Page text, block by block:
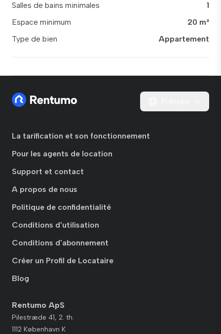
Salles de bains minimales
1
Espace minimum
20 m²
Type de bien
Appartement
La tarification et son fonctionnement
Pour les agents de location
Support et contact
A propos de nous
Politique de confidentialité
Conditions d'utilisation
Conditions d'abonnement
Créer un Profil de Locataire
Blog
Rentumo ApS
Pilestræde 41, 2. th.
1112 København K